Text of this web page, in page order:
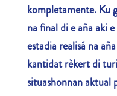
kompletamente. Ku
na final di e aña aki
estadia realisá na
kantidat rèkert di
situashonnan aktual